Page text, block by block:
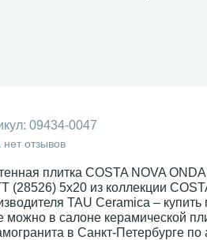
09434-0047
нет отзывов
плитка COSTA NOVA
(28526) 5x20 из коллекции
TAU Ceramica –
можно в салоне керамической
в Санкт-Петербурге по